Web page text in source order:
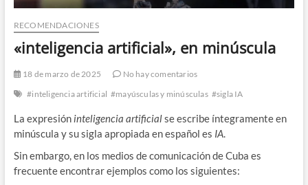
RECOMENDACIONES
«inteligencia artificial», en minúscula
18 de marzo de 2025
No hay comentarios
#inteligencia artificial #mayúsculas y minúsculas #sigla IA
La expresión inteligencia artificialse escribe íntegramente en
minúscula y su sigla apropiada en español es IA.
Sin embargo, en los medios de comunicación de Cuba es
frecuente encontrar ejemplos como los siguientes: